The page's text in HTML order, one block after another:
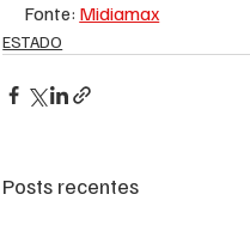
Fonte: Midiamax
ESTADO
Posts recentes